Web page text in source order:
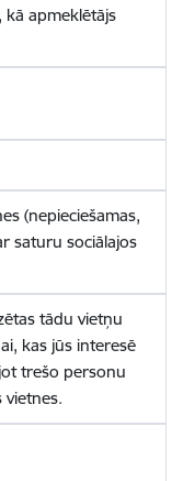
apmeklētājs
(nepieciešamas,
saturu sociālajos
tādu vietņu
kas jūs interesē
trešo personu
vietnes.